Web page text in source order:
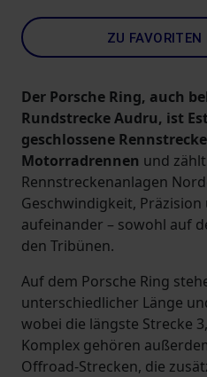
ZU
Der Porsche Ring, auch
Rundstrecke Audru, ist
geschlossene
Motorradrennen und
Rennstreckenanlagen
Geschwindigkeit,
aufeinander – sowohl auf
den Tribünen.
Auf dem Porsche Ring
unterschiedlicher Länge
wobei die längste Strecke
Komplex gehören
Offroad-Strecken, die